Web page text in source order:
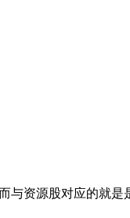
与资源股对应的就